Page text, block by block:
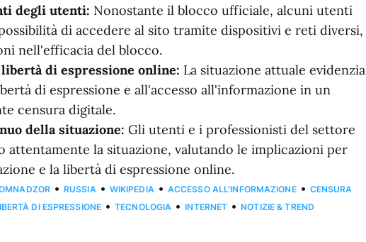
degli utenti: Nonostante il blocco ufficiale, alcuni utenti
di accedere al sito tramite dispositivi e reti diversi,
nell'efficacia del blocco.
di espressione online: La situazione attuale evidenzia
di espressione e all'accesso all'informazione in un
censura digitale.
della situazione: Gli utenti e i professionisti del settore
attentamente la situazione, valutando le implicazioni per
e la libertà di espressione online.
• RUSSIA • WIKIPEDIA • ACCESSO ALL'INFORMAZIONE • CENSURA
DI ESPRESSIONE • TECNOLOGIA • INTERNET • NOTIZIE & TREND